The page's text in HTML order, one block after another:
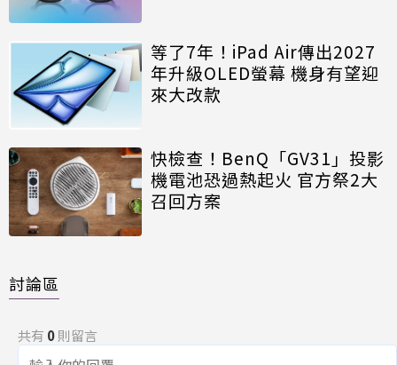
等了7年！iPad Air傳出2027
年升級OLED螢幕 機身有望迎
來大改款
快檢查！BenQ「GV31」投影
機電池恐過熱起火 官方祭2大
召回方案
討論區
共有 0則留言